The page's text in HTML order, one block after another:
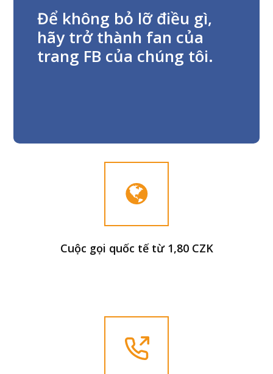
Để không bỏ lỡ điều gì,
hãy trở thành fan của
trang FB của chúng tôi.
Cuộc gọi quốc tế từ 1,80 CZK